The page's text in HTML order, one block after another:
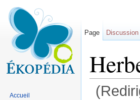
Page Discussion
Accueil